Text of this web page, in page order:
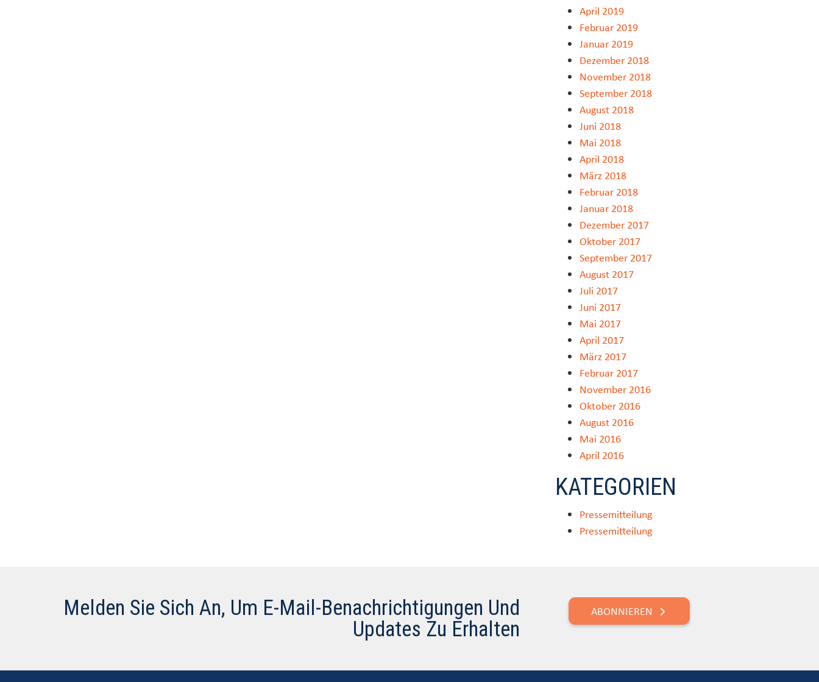
April 2019
Februar 2019
Januar 2019
Dezember 2018
November 2018
September 2018
August 2018
Juni 2018
Mai 2018
April 2018
März 2018
Februar 2018
Januar 2018
Dezember 2017
Oktober 2017
September 2017
August 2017
Juli 2017
Juni 2017
Mai 2017
April 2017
März 2017
Februar 2017
November 2016
Oktober 2016
August 2016
Mai 2016
April 2016
KATEGORIEN
Pressemitteilung
Pressemitteilung
Melden Sie Sich An, Um E-Mail-Benachrichtigungen Und
Updates Zu Erhalten
ABONNIEREN